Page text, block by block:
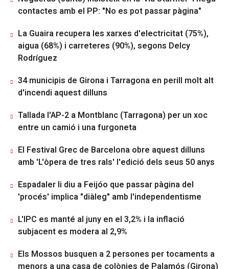
contactes amb el PP: "No es pot passar pàgina"
La Guaira recupera les xarxes d'electricitat (75%),
aigua (68%) i carreteres (90%), segons Delcy
Rodríguez
34 municipis de Girona i Tarragona en perill molt alt
d'incendi aquest dilluns
Tallada l'AP-2 a Montblanc (Tarragona) per un xoc
entre un camió i una furgoneta
El Festival Grec de Barcelona obre aquest dilluns
amb 'L'òpera de tres rals' l'edició dels seus 50 anys
Espadaler li diu a Feijóo que passar pàgina del
'procés' implica "diàleg" amb l'independentisme
L'IPC es manté al juny en el 3,2% i la inflació
subjacent es modera al 2,9%
Els Mossos busquen a 2 persones per tocaments a
menors a una casa de colònies de Palamós (Girona)